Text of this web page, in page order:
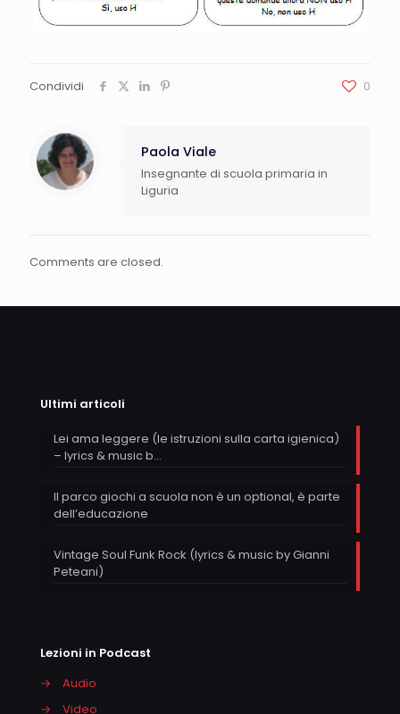
Condividi 0
Paola Viale
Insegnante di scuola primaria in
Liguria
Comments are closed.
Ultimi articoli
Lei ama leggere (le istruzioni sulla carta igienica)
– lyrics & music b…
Il parco giochi a scuola non è un optional, è parte
dell’educazione
Vintage Soul Funk Rock (lyrics & music by Gianni
Peteani)
Lezioni in Podcast
→
Audio
→
Video